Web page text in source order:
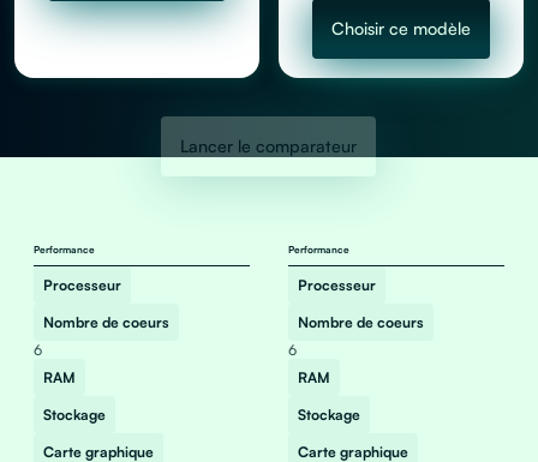
Lancer le comparateur
Choisir ce modèle
Performance
Processeur
Nombre de coeurs
6
RAM
Stockage
Carte graphique
Performance
Processeur
Nombre de coeurs
6
RAM
Stockage
Carte graphique